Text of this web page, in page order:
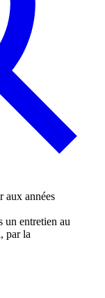
un entretien au
par la